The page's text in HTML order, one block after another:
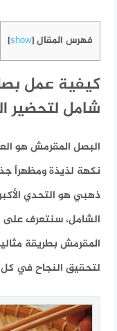
فهرس المقال [
show
]
كيفية عمل
شامل لتحضير
البصل المقرمش هو
نكهة لذيذة ومظهراً
ذهبي هو التحدي
الشامل، سنتعرف على
المقرمش بطريقة
لتحقيق النجاح في كل